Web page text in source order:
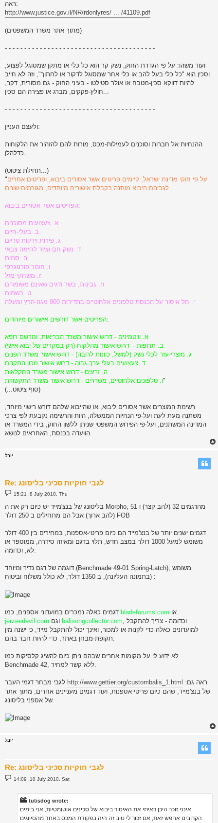
ראה:
http://www.justice.gov.il/NR/rdonlyres/ ... /41109.pdf
(מתוך אתר משרד המשפטים)
- - - - - - - - - - - - - - - - - - - - - - - - - - - - - - - - - - - - - - -
ועוד משהו: על פי הגדרת החוק, נשק קר הוא כל כלי או מתקן שמסוגל לפצוע,
וסכין הוא "כל כלי בעל להב או כלי אחר שמסוגל לדקור או לחתוך", וזה לא חייב
להיות דווקא סכין-מטבח או אולר סטילטו - בעיני החוק - גם מסורית, דקר,
- - - - - - - - - - - - - - - - - - - - - - - - - - - - - - - - - - - - - - -
ולעצם העניין:
ההנחיות אל חברות וסוכנים לעמילות-מכס, מורות להם להזהיר את הלקוחות
כדלהלן:
(תחילת ציטוט...)
"על פי חוקי מדינת ישראל, קיימים פריטים אשר אסורים ביבוא, ופריטים אחרים
הפריטים אשר אסורים ביבוא:
א. צעצועים מסוכנים
ב. בעלי-חיים
ג. פירות וירקות טריים
ד. נשק חם וציוד לחימה צבאי
ה. סמים
ו. חומר פורנוגרפי
ז. משחקי מזל
ח. גבינות, בשר ודגים שאינם משומרים
ט. בשמים
י. חל איסור על הכנסת טלפונים אלחוטיים בתדירות 900 מגה-הרץ ומעלה
הפריטים אשר דורשים אישורים מיוחדים:
א. וויטמינים - דרוש אישור משרד הבריאות, ומרשם רופא
ב. תרופות – דרוש אישור מהלקוח (רק במקרים של יבוא-אישי)
ג. מוצרי-עזר לכלי נשק (למשל, כוונות לרובה) - דרוש אישור משרד הפנים
ד. צעצועים בעלי ערך גבוה - דרוש אישור מכון התקנים
ה. זרעים - דרוש אישור משרד החקלאות
ו. טלפונים אלחוטיים, משדרים - דרוש אישור משרד התקשורת"
(...סוף ציטוט)
רשימת המוצרים אשר אסורים ליבוא, או שהייבוא שלהם דורש רישוי מיוחד,
משתנה מעת לעת ועל-פי הנחיות הממשלה, היות והרשימה נקבעת לפי צרכי
המדינה המשתנים, ועל-פי הפירוש המשפטי שניתן ללשון החוק, בידי המשרד או
יובל
Re: לגבי חוקיות סכיני בליסונג
P
o
t
15:21 ,8 July 2010, Thu
בליסונג של בנצ'מייד יש כיום רק את ה Morpho, מהדגמים 32 (להב קצר) ו 51
(להב ארוך) אבל הם מתחילים ב 250 דולר FOB
דגמים ישנים יותר של בנצ'מייד הם כיום פריטי-אספנות, במחירים בין 400 דולר
משומש למעל 1000 דולר במצב חדש, תלוי בדגם ומאיזה סידרה, ממוספר או
לא, וכדומה.
דוגמה של דגם נדיר ומיוחד (Benchmade 49-01 Spring-Latch), משומש
(בתמונה העליונה), ב 1350 דולר, לא כולל משלוח וביטוח :
bladeforums.com או
jerzeedevil.com
balisongcollector.com
למועדונים כאלה כדי לקנות או למכור, ואינך יכול להתקבל מייד, כי ישנה מין
לא ידוע לי על מקומות אחרים שבהם ניתן כיום להשיג קלסיקות כמו
ראה גם: http://www.gettier.org/custombalis_1.html לגבי מבחר דגמי העבר
של בנצ'מייד, שהם כיום פריטי-אספנות, ועוד דגמים מעניינים אחרים, מתוך אתר
יובל
Re: לגבי חוקיות סכיני בליסונג
P
o
14:09 ,10 July 2010, Sat
tutisdog wrote:
אינני זוכר היכן ראיתי את האיסור ביבוא של סכינים אוטומטיות, אני בימים
הקרובים אחפש זאת, אם זכור לי טוב זה היה בפקודת המכס באחד מהסיווגים